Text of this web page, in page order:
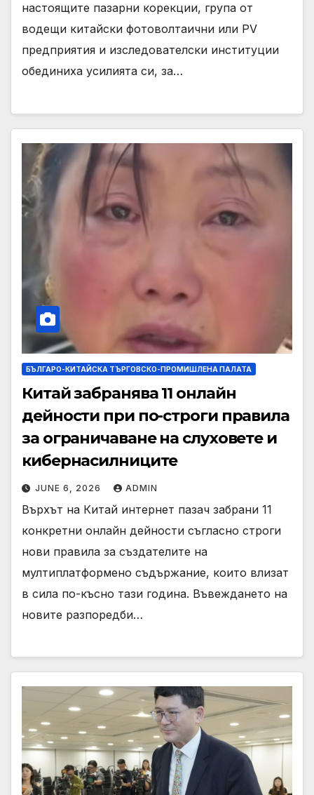
настоящите пазарни корекции, група от
водещи китайски фотоволтаични или PV
предприятия и изследователски институции
обединиха усилията си, за…
БЪЛГАРО-КИТАЙСКА ТЪРГОВСКО-ПРОМИШЛЕНА ПАЛАТА
Китай забранява 11 онлайн
дейности при по-строги правила
за ограничаване на слуховете и
кибернасилниците
JUNE 6, 2026 ADMIN
Върхът на Китай интернет пазач забрани 11
конкретни онлайн дейности съгласно строги
нови правила за създателите на
мултиплатформено съдържание, които влизат
в сила по-късно тази година. Въвеждането на
новите разпоредби…